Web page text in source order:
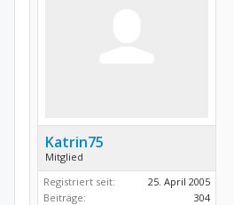
Katrin75
Mitglied
Registriert seit:
25. April 2005
Beiträge:
304